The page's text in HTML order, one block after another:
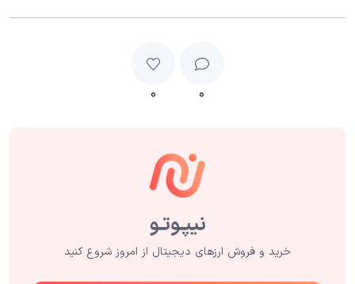
۰ ۰
خرید و فروش ارزهای دیجیتال از امروز شروع کنید